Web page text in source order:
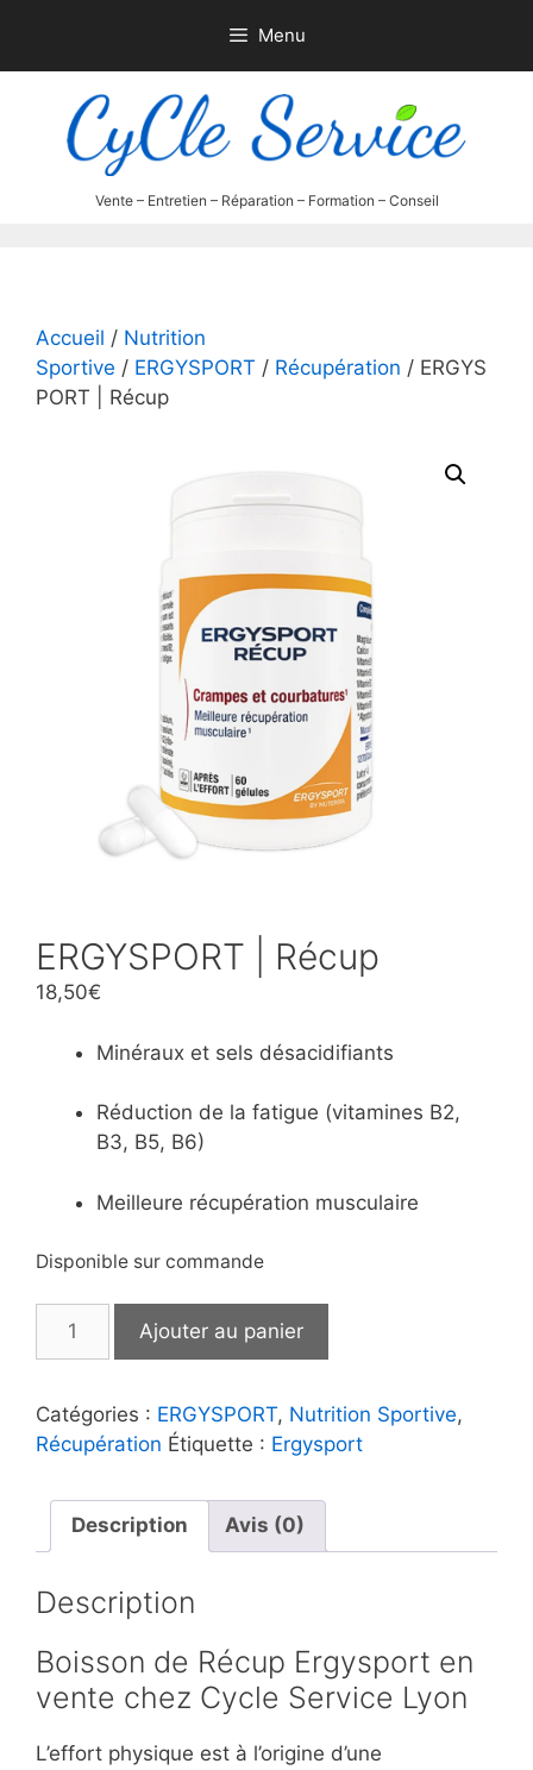
contenu
Menu
Accueil / Nutrition
Sportive / ERGYSPORT / Récupération / ERGYS
PORT | Récup
ERGYSPORT | Récup
18,50€
Minéraux et sels désacidifiants
Réduction de la fatigue (vitamines B2,
B3, B5, B6)
Meilleure récupération musculaire
Disponible sur commande
|
Récup
Ajouter au panier
Catégories : ERGYSPORT, Nutrition Sportive,
Récupération Étiquette : Ergysport
Description Avis (0)
Description
Boisson de Récup Ergysport en
vente chez Cycle Service Lyon
L’effort physique est à l’origine d’une